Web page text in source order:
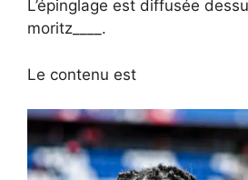
L’épinglage est diffusée
moritz____.
Le contenu est